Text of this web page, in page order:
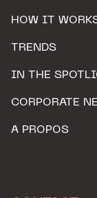
HOW IT
TRENDS
IN THE
CORPORATE
A PROPOS